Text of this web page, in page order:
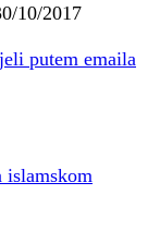
10/2017
putem emaila